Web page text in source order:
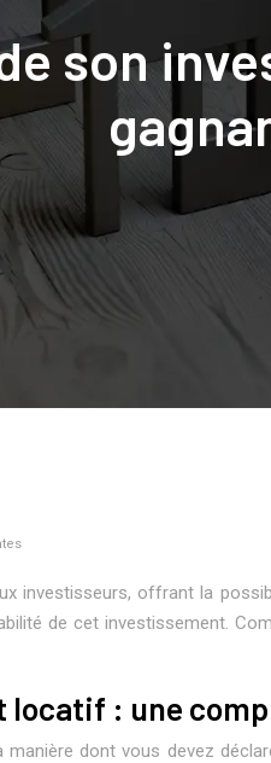
son
investisseurs, offrant la
de cet investissement.
locatif : une
dont vous devez